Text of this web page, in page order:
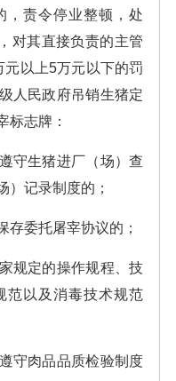
，责令停业整顿，处
对其直接负责的主管
元以上5万元以下的罚
人民政府吊销生猪定
标志牌：
生猪进厂（场）查
）记录制度的；
委托屠宰协议的；
定的操作规程、技
范以及消毒技术规范
肉品品质检验制度